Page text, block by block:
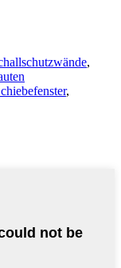
,
,